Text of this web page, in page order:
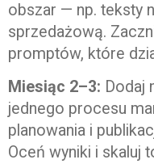
obszar — np. teksty
sprzedażową.
promptów, które
Miesiąc 2–3: Dodaj
jednego procesu
planowania i
Oceń wyniki i skaluj